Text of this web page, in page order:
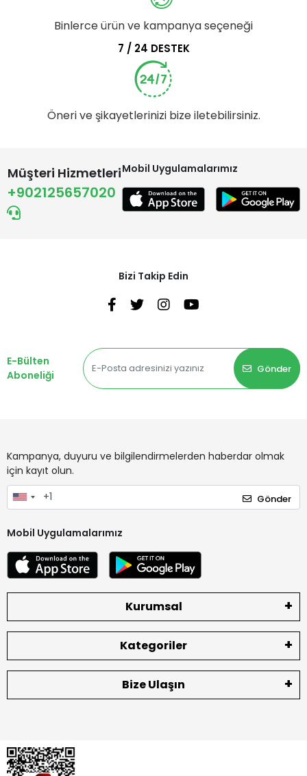
Binlerce ürün ve kampanya seçeneği
7 / 24 DESTEK
Öneri ve şikayetlerinizi bize iletebilirsiniz.
Müşteri Hizmetleri
+902125657020
Mobil Uygulamalarımız
Bizi Takip Edin
E-Bülten
Aboneliği
Gönder
Kampanya, duyuru ve bilgilendirmelerden haberdar olmak
için kayıt olun.
Gönder
Mobil Uygulamalarımız
Kurumsal
Kategoriler
Bize Ulaşın